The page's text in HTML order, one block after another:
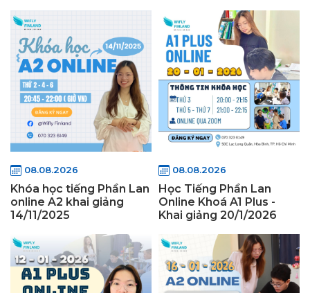
08.08.2026
Khóa học tiếng Phần Lan
online A2 khai giảng
14/11/2025
08.08.2026
Học Tiếng Phần Lan
Online Khoá A1 Plus -
Khai giảng 20/1/2026